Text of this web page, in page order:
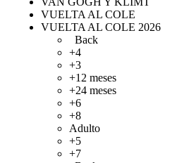
VUELTA AL COLE
VUELTA AL COLE 2026
Back
+4
+3
+12 meses
+24 meses
+6
+8
Adulto
+5
+7